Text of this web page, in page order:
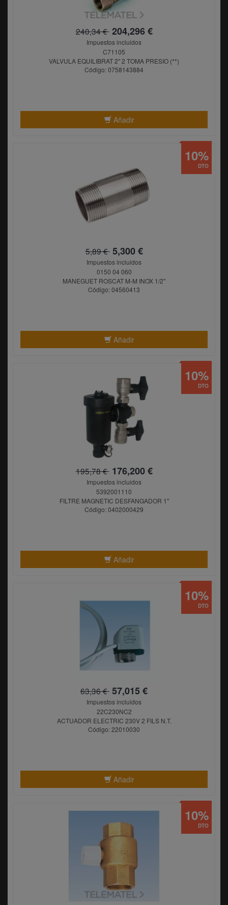
240,34 €204,296 €
Impuestos incluidos
C71105
VALVULA EQUILIBRAT 2" 2 TOMA PRESIO (**)
Código: 0758143884
Añadir
5,89 €5,300 €
Impuestos incluidos
0150 04 060
MANEGUET ROSCAT M-M INOX 1/2"
Código: 04560413
Añadir
DTO
10%
195,78 €176,200 €
Impuestos incluidos
5392001110
FILTRE MAGNETIC DESFANGADOR 1"
Código: 0402000429
Añadir
DTO
10%
63,36 € 57,015 €
Impuestos incluidos
22C230NC2
ACTUADOR ELECTRIC 230V 2 FILS N.T.
Código: 22010030
Añadir
DTO
10%
DTO
10%